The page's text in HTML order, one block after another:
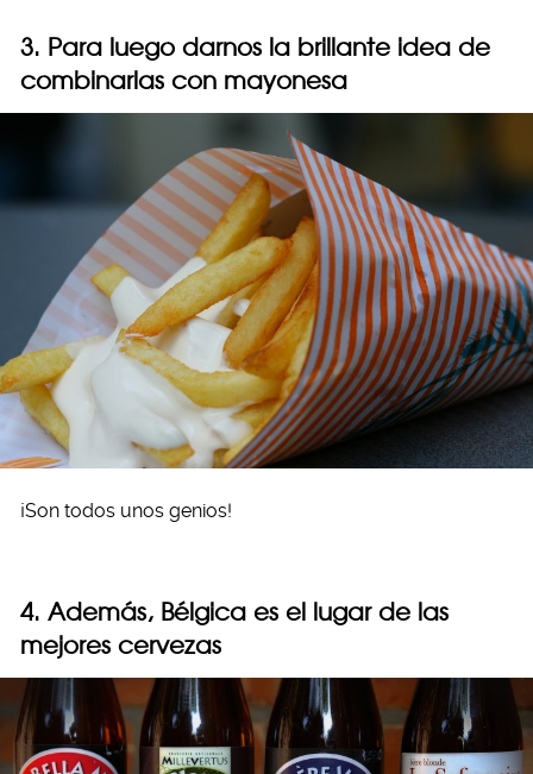
3. Para luego darnos la brillante idea de
combinarlas con mayonesa
¡Son todos unos genios!
4. Además, Bélgica es el lugar de las
mejores cervezas